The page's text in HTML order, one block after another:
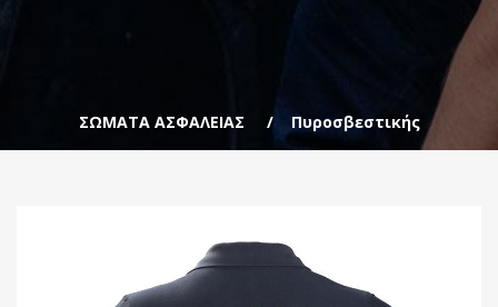
ΣΩΜΑΤΑ ΑΣΦΑΛΕΙΑΣ Πυροσβεστικής